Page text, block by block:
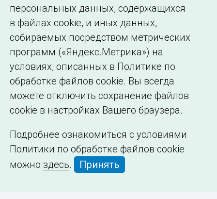
персональных данных, содержащихся
в файлах cookie, и иных данных,
собираемых посредством метрических
программ («Яндекс.Метрика») на
условиях, описанных в Политике по
обработке файлов cookie. Вы всегда
можете отключить сохранение файлов
cookie в настройках Вашего браузера.
Подробнее ознакомиться с условиями
Политики по обработке файлов cookie
можно здесь. Принять